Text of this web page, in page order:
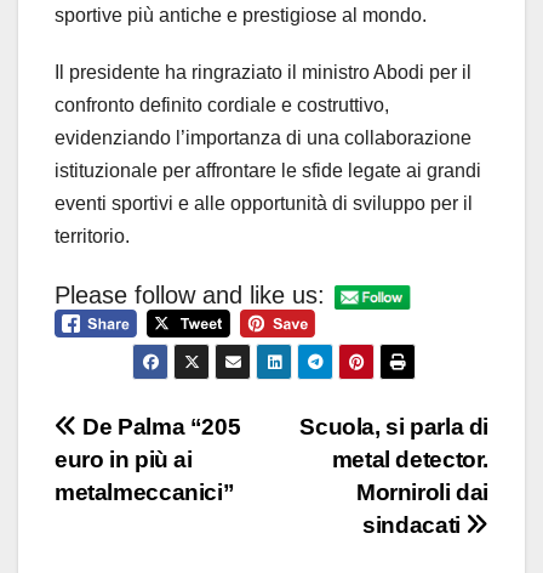
sportive più antiche e prestigiose al mondo.
Il presidente ha ringraziato il ministro Abodi per il
confronto definito cordiale e costruttivo,
evidenziando l’importanza di una collaborazione
istituzionale per affrontare le sfide legate ai grandi
eventi sportivi e alle opportunità di sviluppo per il
territorio.
Please follow and like us:
Navigazione
articoli
Scuola, si parla di
metal detector.
Morniroli dai
sindacati
De Palma “205
euro in più ai
metalmeccanici”